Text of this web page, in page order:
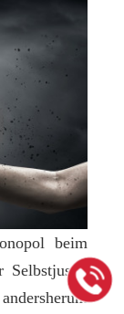
beim
Selbstjustiz